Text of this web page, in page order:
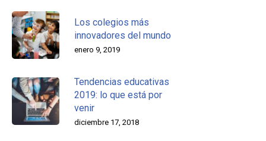
Los colegios más
innovadores del mundo
enero 9, 2019
Tendencias educativas
2019: lo que está por
venir
diciembre 17, 2018